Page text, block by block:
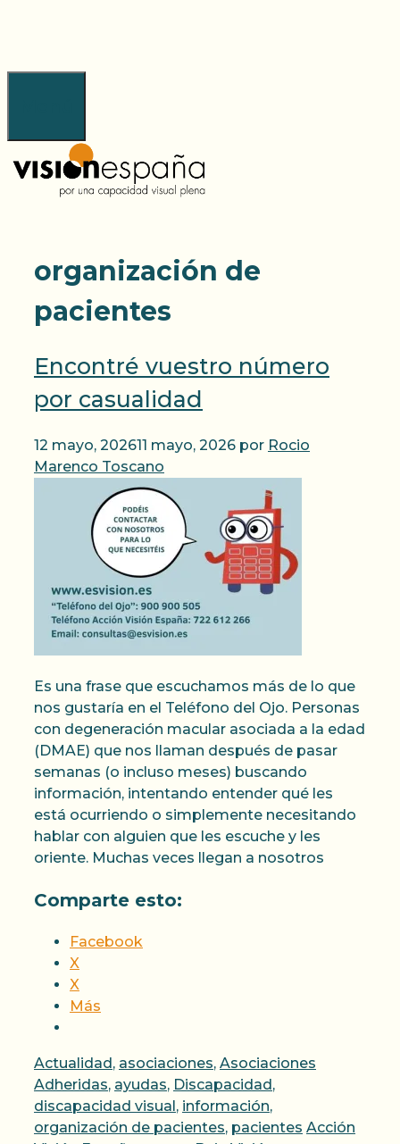
organización de
pacientes
Encontré vuestro número
por casualidad
12 mayo, 202611 mayo, 2026 por Rocio
Marenco Toscano
Es una frase que escuchamos más de lo que
nos gustaría en el Teléfono del Ojo. Personas
con degeneración macular asociada a la edad
(DMAE) que nos llaman después de pasar
semanas (o incluso meses) buscando
información, intentando entender qué les
está ocurriendo o simplemente necesitando
hablar con alguien que les escuche y les
oriente. Muchas veces llegan a nosotros
Comparte esto:
Facebook
X
X
Más
Categorías
Actualidad, asociaciones, Asociaciones
Adheridas, ayudas, Discapacidad,
discapacidad visual, información,
organización de pacientes, pacientes Etiquetas
Acción